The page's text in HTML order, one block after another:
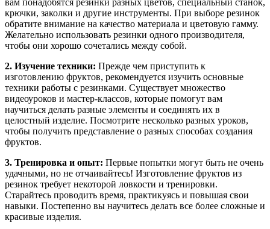
крючки, заколки и другие инструменты. При выборе резинок
обратите внимание на качество материала и цветовую гамму.
Желательно использовать резинки одного производителя,
чтобы они хорошо сочетались между собой.
2. Изучение техники: Прежде чем приступить к
изготовлению фруктов, рекомендуется изучить основные
техники работы с резинками. Существует множество
видеоуроков и мастер-классов, которые помогут вам
научиться делать разные элементы и соединять их в
целостный изделие. Посмотрите несколько разных уроков,
чтобы получить представление о разных способах создания
фруктов.
3. Тренировка и опыт: Первые попытки могут быть не очень
удачными, но не отчаивайтесь! Изготовление фруктов из
резинок требует некоторой ловкости и тренировки.
Старайтесь проводить время, практикуясь и повышая свои
навыки. Постепенно вы научитесь делать все более сложные и
красивые изделия.